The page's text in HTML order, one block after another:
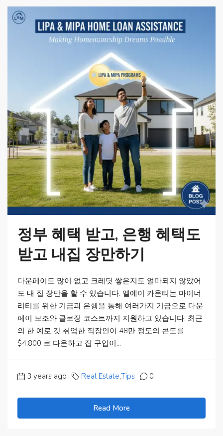
정부 혜택 받고, 은행 혜택도
받고 내집 장만하기
다운페이도 많이 없고 크레딧 쌓은지도 얼마되지 않았어
도 내 집 장만을 할 수 있습니다. 엘에이 카운티는 마이너
리티를 위한 기금과 은행을 통해 여러가지 기금으로 다운
페이 보조와 클로징 코스트까지 지원하고 있습니다. 최근
의 한 예로 갓 취업한 직장인이 48만 정도의 콘도를
$4,800 로 다운하고 집 구입이...
3 years ago Real Estate,Tips 0
Read More